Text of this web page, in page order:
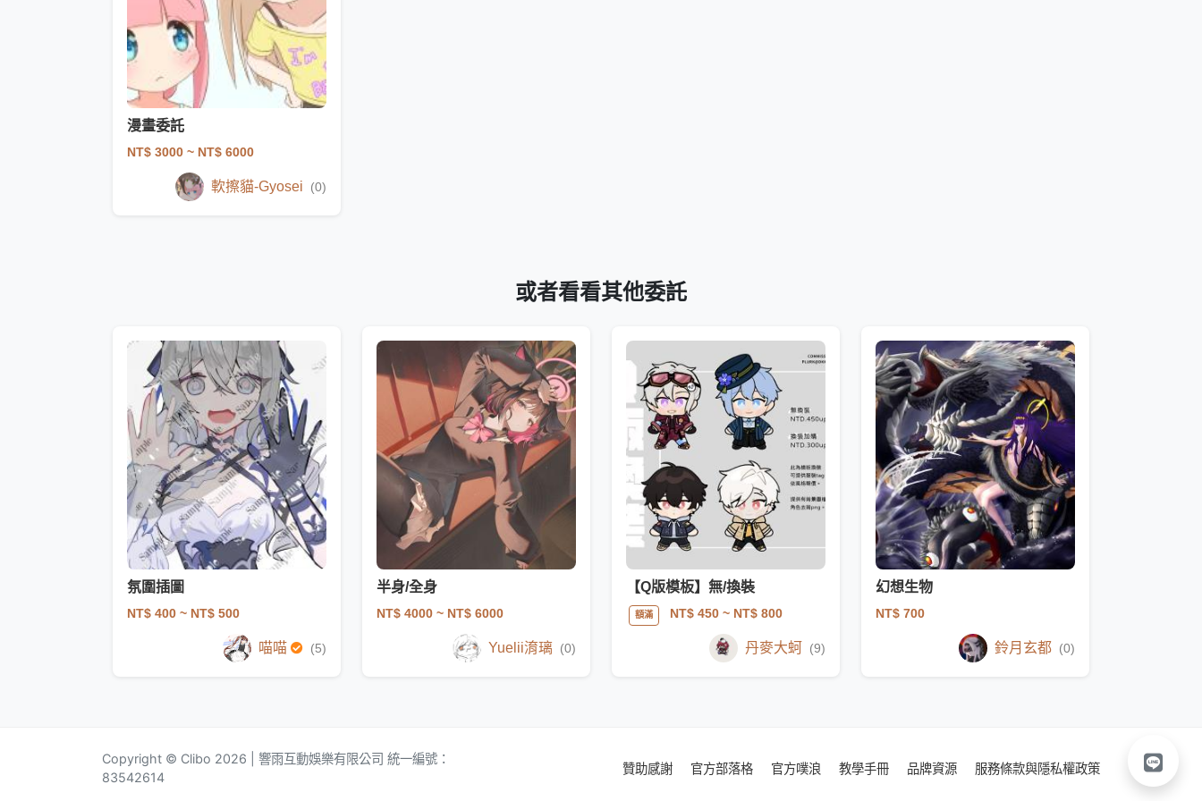
漫畫委託
NT$ 3000 ~ NT$ 6000
軟擦貓-Gyosei (0)
或者看看其他委託
氛圍插圖
NT$ 400 ~ NT$ 500
喵喵 (5)
半身/全身
NT$ 4000 ~ NT$ 6000
Yuelii淯璃 (0)
【Q版模板】無/換裝
額滿 NT$ 450~ NT$ 800
丹麥大蚵 (9)
幻想生物
NT$ 700
鈴月玄都 (0)
Copyright © Clibo 2026 | 響雨互動娛樂有限公司 統一編號：
83542614
贊助感謝 官方部落格 官方噗浪 教學手冊 品牌資源 服務條款與隱私權政策